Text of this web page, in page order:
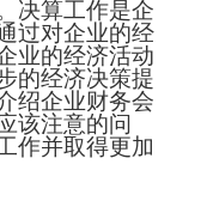
决算工作是企
过对企业的经
业的经济活动
的经济决策提
绍企业财务会
该注意的问
作并取得更加